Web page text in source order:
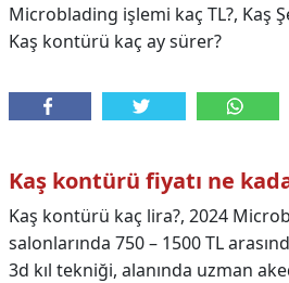
Microblading işlemi kaç TL?, Kaş
Kaş kontürü kaç ay sürer?
Kaş kontürü fiyatı ne
Kaş kontürü kaç lira?, 2024
salonlarında 750 – 1500 TL
3d kıl tekniği, alanında uzman